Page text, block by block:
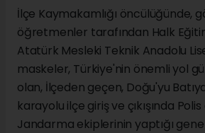
İlçe Kaymakamlığı öncülüğünde,
öğretmenler tarafından Halk
Atatürk Mesleki Teknik Anadolu
maskeler, Türkiye'nin önemli yol
olan, İlçeden geçen, Doğu'yu
karayolu ilçe giriş ve çıkışında
Jandarma ekiplerinin yaptığı